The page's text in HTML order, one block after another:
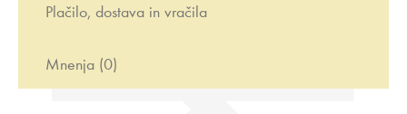
Plačilo, dostava in vračila
Mnenja (0)